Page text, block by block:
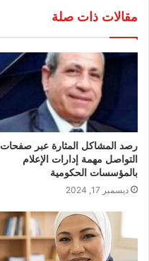
مقالات ذات صلة
رصد المشاكل المثارة عبر صفحات
التواصل مهمة إدارات الإعلام
بالمؤسسات الحكومية
ديسمبر 17, 2024